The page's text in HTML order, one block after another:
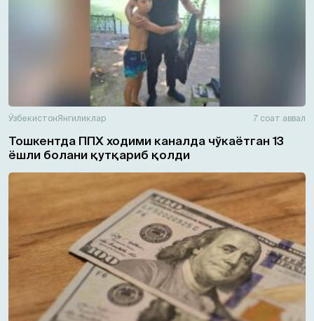
ЎзбекистонЯнгиликлар 7 соат аввал
Тошкентда ППХ ходими каналда чўкаётган 13
ёшли болани қутқариб қолди